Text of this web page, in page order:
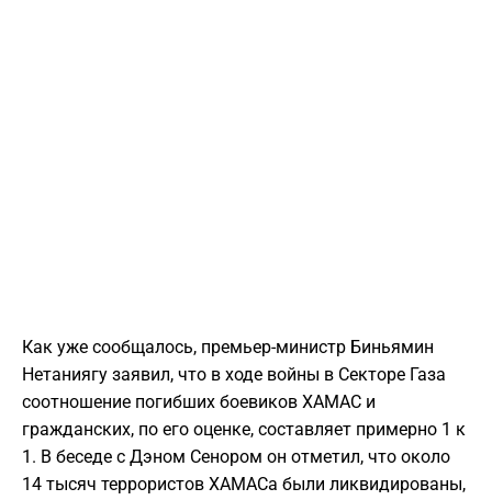
Как уже сообщалось, премьер-министр Биньямин
Нетаниягу заявил, что в ходе войны в Секторе Газа
соотношение погибших боевиков ХАМАС и
гражданских, по его оценке, составляет примерно 1 к
1. В беседе с Дэном Сенором он отметил, что около
14 тысяч террористов ХАМАСа были ликвидированы,